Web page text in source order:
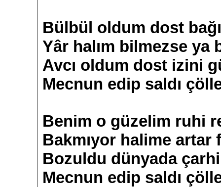
Bülbül oldum dost
Yâr halım bilmezse ya
Avcı oldum dost izini
Mecnun edip saldı
Benim o güzelim ruhi
Bakmıyor halime artar
Bozuldu dünyada çarhi
Mecnun edip saldı